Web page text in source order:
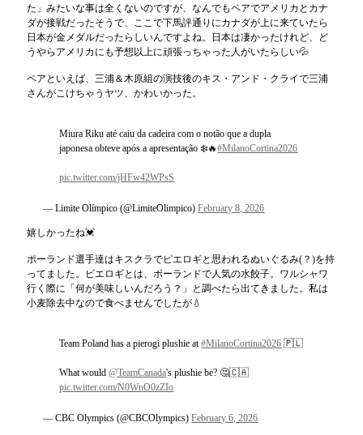
た」みたいな事は全くないのですが、なんでもペアでアメリカとカナ
ダが接戦だったそうで、ここで下馬評通りにカナダが上に来ていたら
日本が金メダルだったらしいんですよね。日本は凄かったけれど、ど
うやらアメリカにも予想以上に頑張っちゃった人がいたらしい💦
ペアといえば、三浦＆木原組の演技後のキス・アンド・クライで三浦
さんがこけちゃうヤツ、かわいかった。
Miura Riku até caiu da cadeira com o notão que a dupla
japonesa obteve após a apresentação ❄️🔥#MilanoCortina2026
pic.twitter.com/jHFw42WPsS
— Limite Olímpico (@LimiteOlimpico)February 8, 2026
嬉しかったね💓
ポーランド選手達はキスクラでピエロギと思われるぬいぐるみ(？)を持
ってました。ピエロギとは、ポーランドで人気の水餃子。ワルシャワ
行く際に「何が美味しいんだろう？」と調べたら出てきました。私は
小麦除去中なので食べませんでしたが💧
Team Poland has a pierogi plushie at#MilanoCortina2026 🇵🇱
What would@TeamCanada's plushie be? 🤔🇨🇦
pic.twitter.com/N0WnO0zZIo
— CBC Olympics (@CBCOlympics)February 6, 2026